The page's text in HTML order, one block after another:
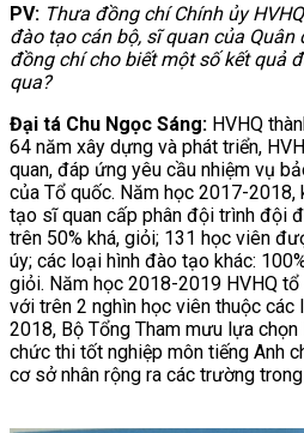
PV: Thưa đồng chí Chính ủy
đào tạo cán bộ, sĩ quan của Quân
đồng chí cho biết một số kết quả
qua?
Đại tá Chu Ngọc Sáng: HVHQ
64 năm xây dựng và phát triển,
quan, đáp ứng yêu cầu nhiệm vụ
của Tổ quốc. Năm học 2017-
tạo sĩ quan cấp phân đội trình đội
trên 50% khá, giỏi; 131 học viên
úy; các loại hình đào tạo khác:
giỏi. Năm học 2018-2019 HVHQ
với trên 2 nghìn học viên thuộc các
2018, Bộ Tổng Tham mưu lựa
chức thi tốt nghiệp môn tiếng Anh
cơ sở nhân rộng ra các trường